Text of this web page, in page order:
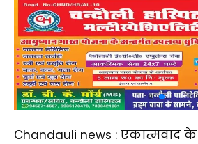
Chandauli news : एकात्मवाद के